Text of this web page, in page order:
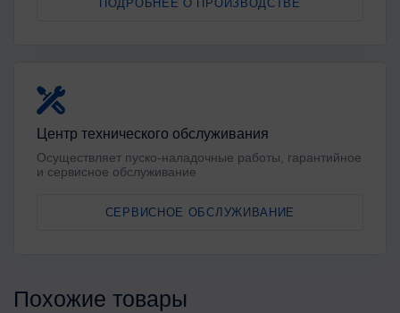
ПОДРОБНЕЕ О ПРОИЗВОДСТВЕ
Центр технического обслуживания
Осуществляет пуско-наладочные работы, гарантийное
и сервисное обслуживание
СЕРВИСНОЕ ОБСЛУЖИВАНИЕ
Похожие товары